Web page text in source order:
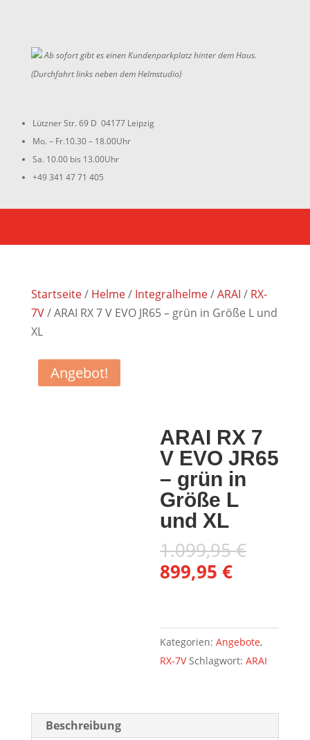
Ab sofort gibt es einen Kundenparkplatz hinter dem Haus.
(Durchfahrt links neben dem Helmstudio)
Lützner Str. 69 D 04177 Leipzig
Mo. – Fr.10.30 – 18.00Uhr
Sa. 10.00 bis 13.00Uhr
+49 341 47 71 405
Startseite/ Helme/ Integralhelme/ARAI / RX-
7V/ ARAI RX 7 V EVO JR65 – grün in Größe L und
XL
Angebot!
ARAI RX 7
V EVO JR65
– grün in
Größe L
und XL
1.099,95€
899,95€Aktueller
899,95 €.
Kategorien:Angebote,
RX-7V Schlagwort:ARAI
Beschreibung